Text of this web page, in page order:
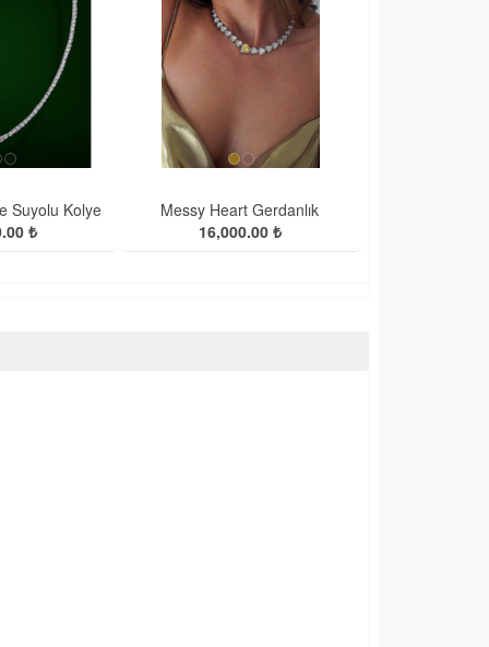
Suyolu Kolye
₺
Messy Heart Gerdanlık
16,000.00 ₺